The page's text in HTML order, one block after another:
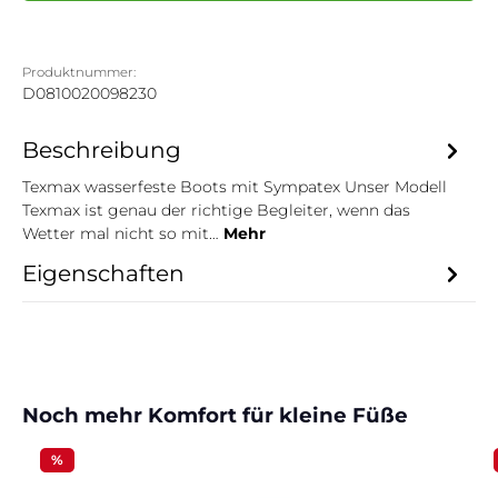
Produktnummer:
D0810020098230
Beschreibung
Texmax wasserfeste Boots mit Sympatex Unser Modell
Texmax ist genau der richtige Begleiter, wenn das
Wetter mal nicht so mit… Mehr
Eigenschaften
Produktgalerie überspringen
Noch mehr Komfort für kleine Füße
%